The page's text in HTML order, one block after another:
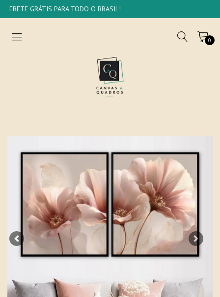
FRETE GRÁTIS PARA TODO O BRASIL!
0
Previous Next